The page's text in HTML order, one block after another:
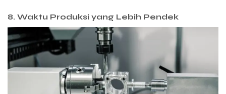
8. Waktu Produksi yang Lebih Pendek